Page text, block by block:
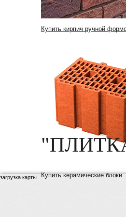
Купить кирпич ручной
Купить керамические блоки
загрузка карты...